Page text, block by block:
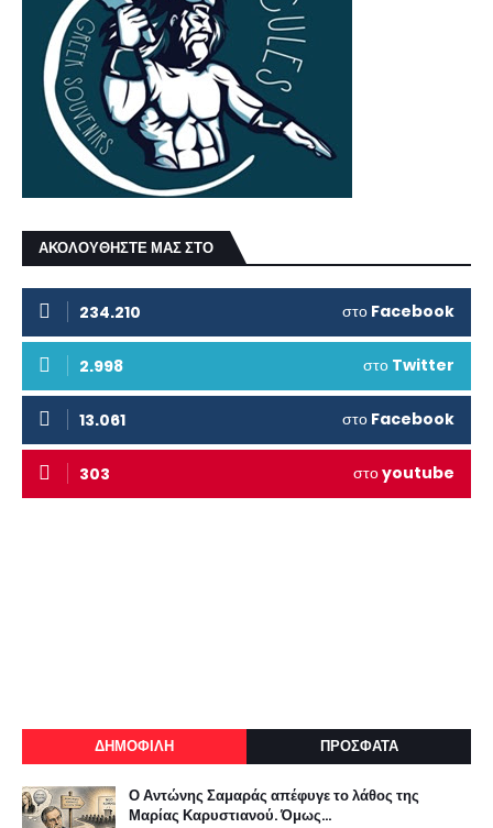
ΑΚΟΛΟΥΘΗΣΤΕ ΜΑΣ ΣΤΟ
234.210 στο Facebook
2.998 στο Twitter
13.061 στο Facebook
303 στοyoutube
ΔΗΜΟΦΙΛΗ ΠΡΟΣΦΑΤΑ
Ο Αντώνης Σαμαράς απέφυγε το λάθος της
Μαρίας Καρυστιανού. Όμως...